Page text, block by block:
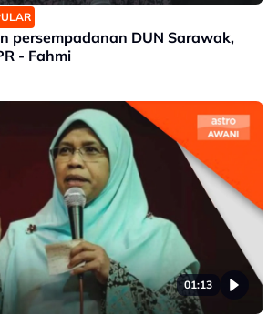
persempadanan DUN Sarawak,
- Fahmi
01:13